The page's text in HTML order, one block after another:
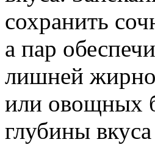
сохранить
а пар
лишней
или овощных
глубины